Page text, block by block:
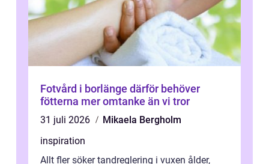
Fotvård i borlänge därför behöver
fötterna mer omtanke än vi tror
31 juli 2026
Mikaela Bergholm
inspiration
Allt fler söker tandreglering i vuxen ålder,